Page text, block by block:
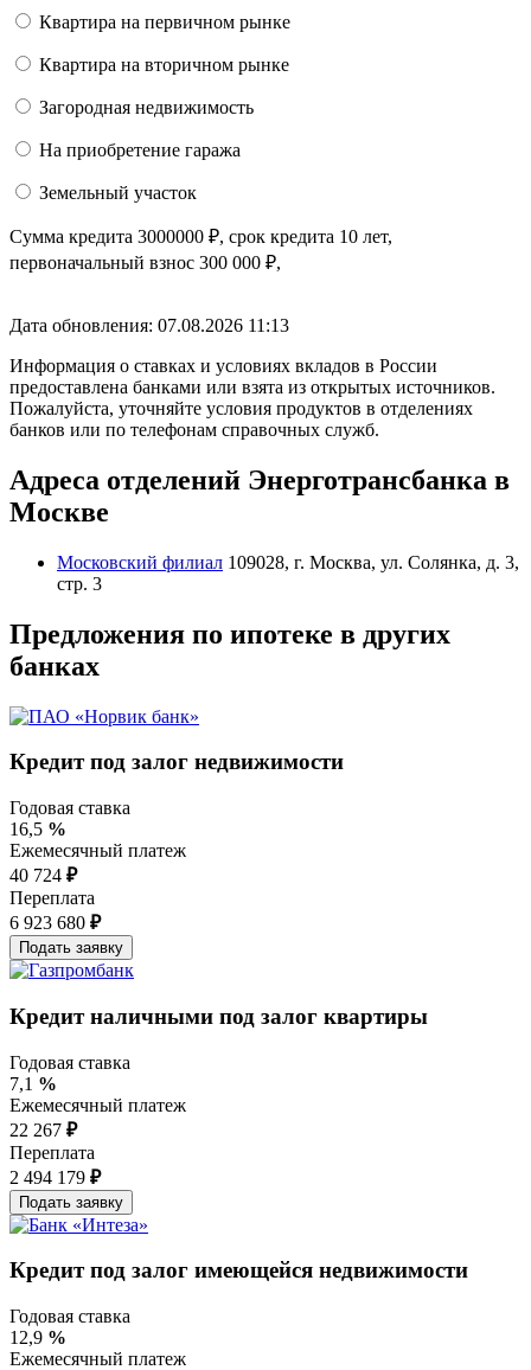
Квартира на первичном рынке
Квартира на вторичном рынке
Загородная недвижимость
На приобретение гаража
Земельный участок
Сумма кредита 3000000 ₽, срок кредита 10 лет,
первоначальный взнос 300 000 ₽,
Дата обновления: 07.08.2026 11:13
Информация о ставках и условиях вкладов в России
предоставлена банками или взята из открытых источников.
Пожалуйста, уточняйте условия продуктов в отделениях
банков или по телефонам справочных служб.
Адреса отделений Энерготрансбанка в
Москве
Московский филиал 109028, г. Москва, ул. Солянка, д. 3,
стр. 3
Предложения по ипотеке в других
банках
Кредит под залог недвижимости
Годовая ставка
16,5 %
Ежемесячный платеж
40 724 ₽
Переплата
6 923 680 ₽
Кредит наличными под залог квартиры
Годовая ставка
7,1 %
Ежемесячный платеж
22 267 ₽
Переплата
2 494 179 ₽
Кредит под залог имеющейся недвижимости
Годовая ставка
12,9 %
Ежемесячный платеж